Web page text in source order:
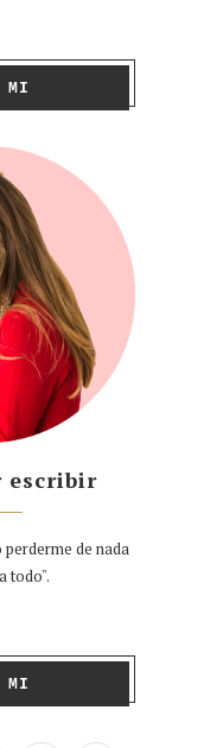
MI
escribir
de nada
todo".
MI